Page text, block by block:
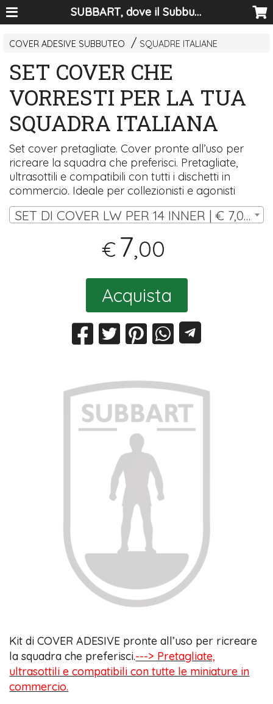
SUBBART, dove il Subbuteo diventa arte
COVER ADESIVE SUBBUTEO SQUADRE ITALIANE
SET COVER CHE
VORRESTI PER LA TUA
SQUADRA ITALIANA
Set cover pretagliate. Cover pronte all’uso per
ricreare la squadra che preferisci. Pretagliate,
ultrasottili e compatibili con tutti i dischetti in
commercio. Ideale per collezionisti e agonisti
SET DI COVER LW PER 14 INNER | € 7,00
€ 7,00
Acquista
Kit di COVER ADESIVE pronte all’uso per ricreare
la squadra che preferisci.---> Pretagliate,
ultrasottili e compatibili con tutte le miniature in
commercio.